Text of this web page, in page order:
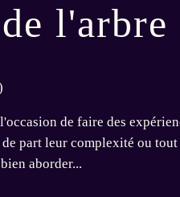
de faire des
part leur complexité ou
aborder...